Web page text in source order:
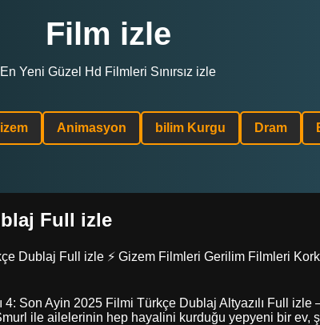
Film izle
En Yeni Güzel Hd Filmleri Sınırsız izle
Animasyon bilim Kurgu Dram
Full izle
Dublaj Full izle ⚡ Gizem Filmleri Gerilim Filmleri
Son Ayin 2025 Filmi Türkçe Dublaj Altyazılı Full izle
ile ailelerinin hep hayalini kurduğu yepyeni bir ev,